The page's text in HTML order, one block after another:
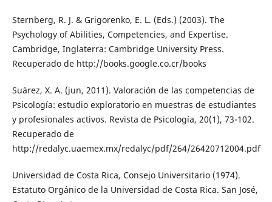
Sternberg, R. J. & Grigorenko, E. L. (Eds.) (2003). The
Psychology of Abilities, Competencies, and Expertise.
Cambridge, Inglaterra: Cambridge University Press.
Recuperado de http://books.google.co.cr/books
Suárez, X. A. (jun, 2011). Valoración de las competencias de
Psicología: estudio exploratorio en muestras de estudiantes
y profesionales activos. Revista de Psicología, 20(1), 73-102.
Recuperado de
http://redalyc.uaemex.mx/redalyc/pdf/264/26420712004.pdf
Universidad de Costa Rica, Consejo Universitario (1974).
Estatuto Orgánico de la Universidad de Costa Rica. San José,